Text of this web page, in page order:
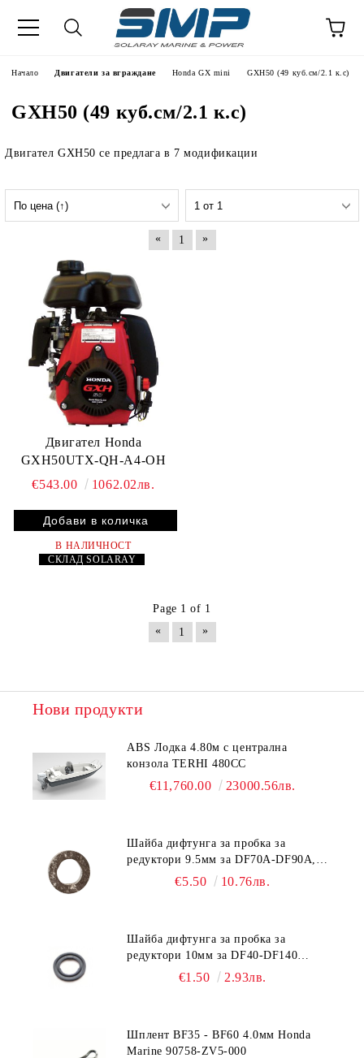
Начало Двигатели за вграждане Honda GX mini GXH50 (49 куб.см/2.1 к.с)
GXH50 (49 куб.см/2.1 к.с)
Двигател GXH50 се предлага в 7 модификации
« 1 »
Двигател Honda
GXH50UTX-QH-A4-OH
€543.00
1062.02лв.
В НАЛИЧНОСТ
СКЛАДSOLARAY
Page 1 of 1
«
1 »
Нови продукти
ABS Лодка 4.80м с централна
конзола TERHI 480CC
€11,760.00 23000.56лв.
Шайба дифтунга за пробка за
редуктори 9.5мм за DF70A-DF90A,
DF150-DF350 Suzuki 09168-10038
€5.50 10.76лв.
Шайба дифтунга за пробка за
редуктори 10мм за DF40-DF140
Suzuki 09168-10022
€1.50 2.93лв.
Шплент BF35 - BF60 4.0мм Honda
Marine 90758-ZV5-000